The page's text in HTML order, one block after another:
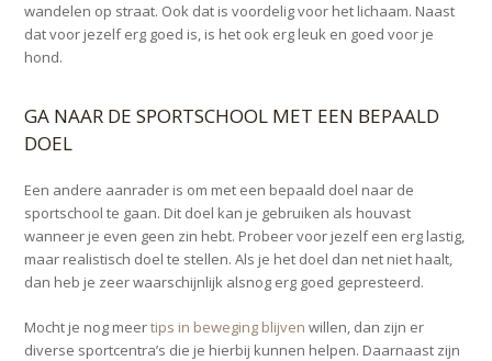
wandelen op straat. Ook dat is voordelig voor het lichaam. Naast
dat voor jezelf erg goed is, is het ook erg leuk en goed voor je
hond.
GA NAAR DE SPORTSCHOOL MET EEN BEPAALD
DOEL
Een andere aanrader is om met een bepaald doel naar de
sportschool te gaan. Dit doel kan je gebruiken als houvast
wanneer je even geen zin hebt. Probeer voor jezelf een erg lastig,
maar realistisch doel te stellen. Als je het doel dan net niet haalt,
dan heb je zeer waarschijnlijk alsnog erg goed gepresteerd.
Mocht je nog meertips in beweging blijven willen, dan zijn er
diverse sportcentra’s die je hierbij kunnen helpen. Daarnaast zijn